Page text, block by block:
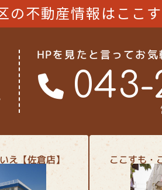
南面
の不動産情報はここ
HPを見たと言ってお気
043-
え【佐倉店】 ここすも・